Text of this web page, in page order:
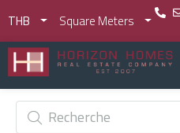
THB Square Meters